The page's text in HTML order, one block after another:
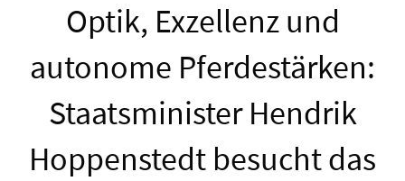
Optik, Exzellenz und
autonome Pferdestärken:
Staatsminister Hendrik
Hoppenstedt besucht das